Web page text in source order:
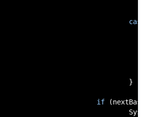
case
if